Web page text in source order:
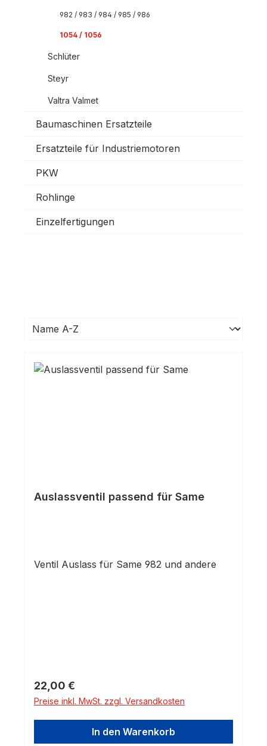
982 / 983 / 984 / 985 / 986
1054 / 1056
Schlüter
Steyr
Valtra Valmet
Baumaschinen Ersatzteile
Ersatzteile für Industriemotoren
PKW
Rohlinge
Einzelfertigungen
Auslassventil passend für Same
Ventil Auslass für Same 982 und andere
Regulärer Preis:
22,00 €
Preise inkl. MwSt. zzgl. Versandkosten
In den Warenkorb